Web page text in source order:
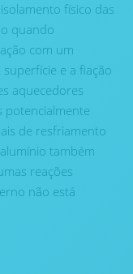
físico das
quando
com um
e a fiação
aquecedores
potencialmente
de resfriamento
também
reações
não está